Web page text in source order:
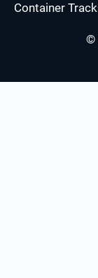
Container
©